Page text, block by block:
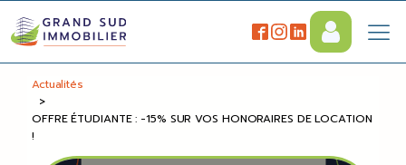
Actualités
>
OFFRE ÉTUDIANTE : -15% SUR VOS HONORAIRES DE LOCATION
!